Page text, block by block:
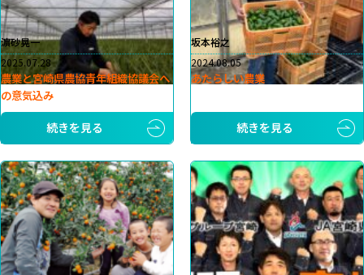
濵砂晃一
2025.07.28
農業と宮崎県農協青年組織協議会へ
の意気込み
続きを見る
坂本裕之
2024.08.05
あたらしい農業
続きを見る